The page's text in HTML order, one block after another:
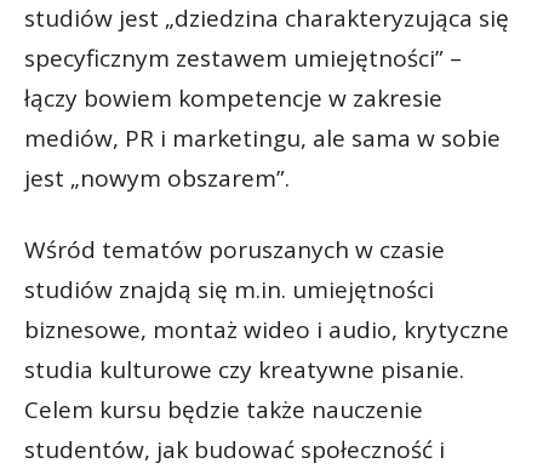
studiów jest „dziedzina charakteryzująca się
specyficznym zestawem umiejętności” –
łączy bowiem kompetencje w zakresie
mediów, PR i marketingu, ale sama w sobie
jest „nowym obszarem”.
Wśród tematów poruszanych w czasie
studiów znajdą się m.in. umiejętności
biznesowe, montaż wideo i audio, krytyczne
studia kulturowe czy kreatywne pisanie.
Celem kursu będzie także nauczenie
studentów, jak budować społeczność i